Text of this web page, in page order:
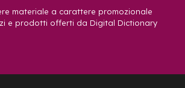
materiale a carattere promozionale
e prodotti offerti da Digital Dictionary